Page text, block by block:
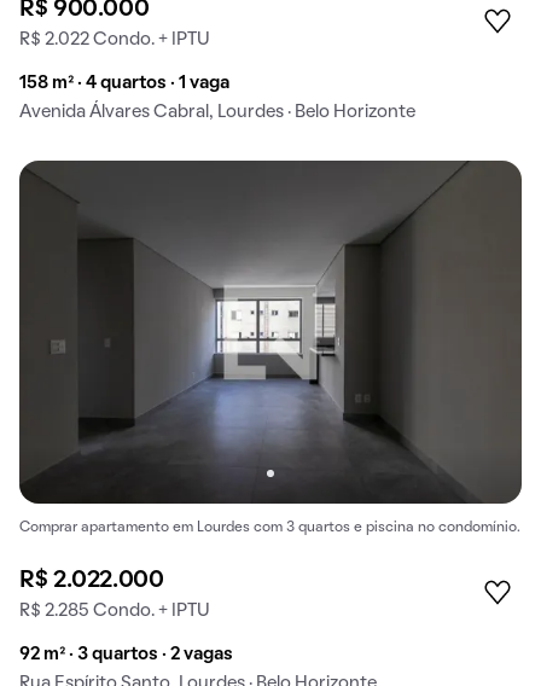
R$ 900.000
R$ 2.022 Condo. + IPTU
158 m² · 4 quartos · 1 vaga
Avenida Álvares Cabral, Lourdes · Belo Horizonte
Comprar apartamento em Lourdes com 3 quartos e piscina no condomínio.
R$ 2.022.000
R$ 2.285 Condo. + IPTU
92 m² · 3 quartos · 2 vagas